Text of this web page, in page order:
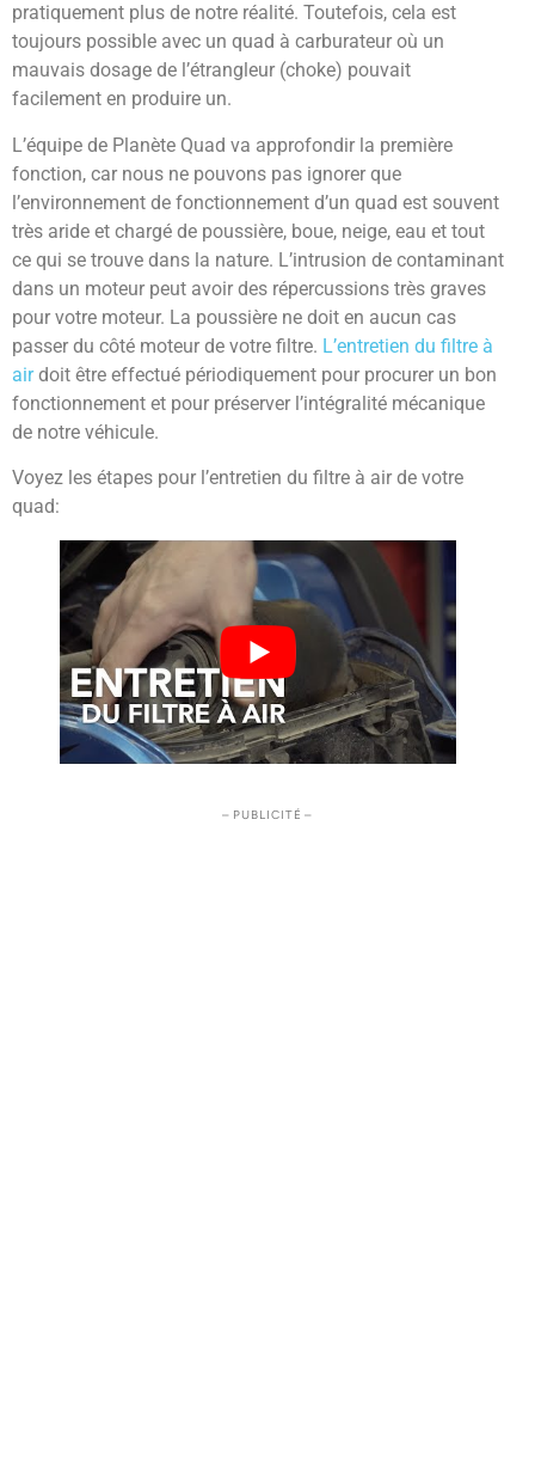
pratiquement plus de notre réalité. Toutefois, cela est
toujours possible avec un quad à carburateur où un
mauvais dosage de l’étrangleur (choke) pouvait
facilement en produire un.
L’équipe de Planète Quad va approfondir la première
fonction, car nous ne pouvons pas ignorer que
l’environnement de fonctionnement d’un quad est souvent
très aride et chargé de poussière, boue, neige, eau et tout
ce qui se trouve dans la nature. L’intrusion de contaminant
dans un moteur peut avoir des répercussions très graves
pour votre moteur. La poussière ne doit en aucun cas
passer du côté moteur de votre filtre. L’entretien du filtre à
airdoit être effectué périodiquement pour procurer un bon
fonctionnement et pour préserver l’intégralité mécanique
de notre véhicule.
Voyez les étapes pour l’entretien du filtre à air de votre
quad:
– PUBLICITÉ –